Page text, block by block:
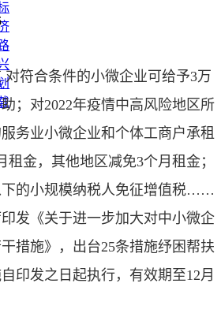
符合条件的小微企业可给予3万
；对2022年疫情中高风险地区所
务业小微企业和个体工商户承租
租金，其他地区减免3个月租金；
下的小规模纳税人免征增值税……
发《关于进一步加大对中小微企
措施》，出台25条措施纾困帮扶
印发之日起执行，有效期至12月